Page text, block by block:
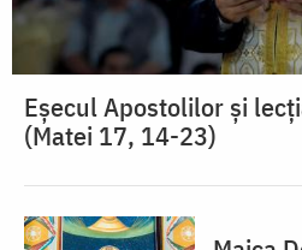
Eșecul Apostolilor și
(Matei 17, 14-23)